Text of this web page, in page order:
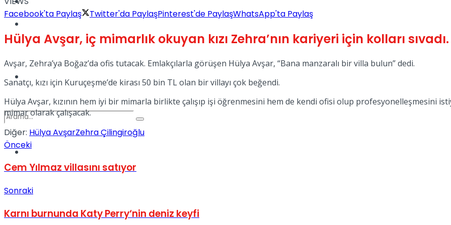
Dünya
Türkiye
Facebook'ta Paylaş
Twitter'da PaylaşPinterest'de PaylaşWhatsApp'ta Paylaş
Hülya Avşar, iç mimarlık okuyan kızı Zehra’nın kariyeri için kolları sıvadı.
Avşar, Zehra’ya Boğaz’da ofis tutacak. Emlakçılarla görüşen Hülya Avşar, “Bana manzaralı bir villa bulun” dedi.
Sanatçı, kızı için Kuruçeşme’de kirası 50 bin TL olan bir villayı çok beğendi.
Hülya Avşar, kızının hem iyi bir mimarla birlikte çalışıp işi öğrenmesini hem de kendi ofisi olup profesyonelleşmesini
mimar olarak çalışacak.
Diğer: Hülya AvşarZehra Çilingiroğlu
Önceki
Cem Yılmaz villasını satıyor
Sonraki
Karnı burnunda Katy Perry‘nin deniz keyfi